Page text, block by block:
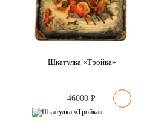
Шкатулка «Тройка»
46000Р